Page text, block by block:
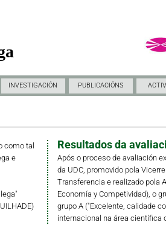
INVESTIGACIÓN PUBLICACIÓNS
como tal
e
Resultados da
Após o proceso de avaliación
da UDC, promovido pola
Transferencia e realizado pola
Economía y Competividad), o
grupo A ("Excelente, calidade
internacional na área científica